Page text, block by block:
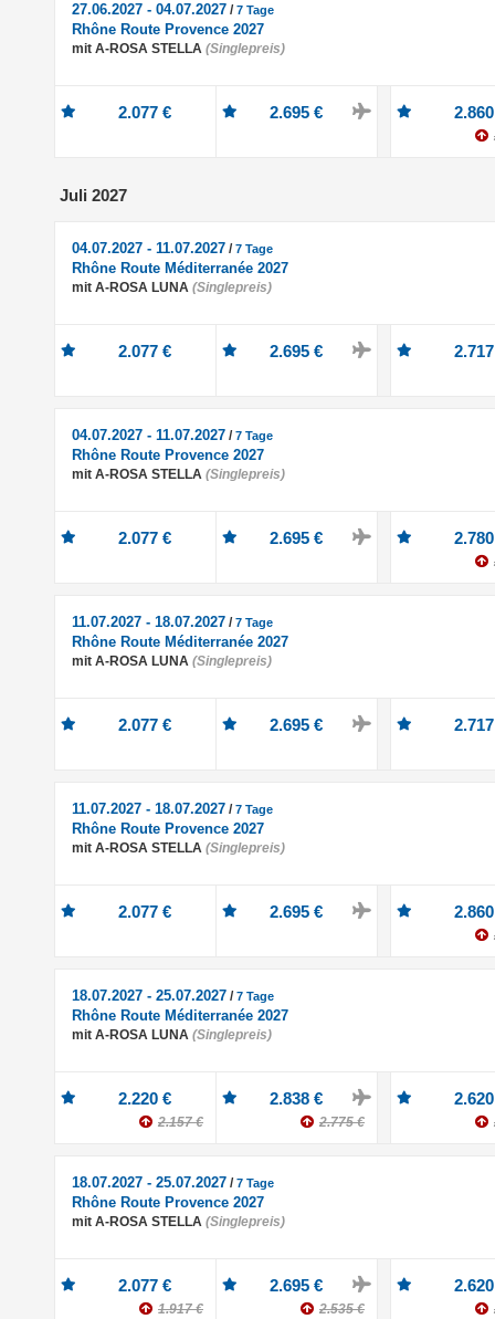
27.06.2027 - 04.07.2027 /7 Tage
Rhône Route Provence 2027
mit A-ROSA STELLA (Singlepreis)
2.077 € 2.695 €
Juli 2027
04.07.2027 - 11.07.2027 /7 Tage
Rhône Route Méditerranée 2027
mit A-ROSA LUNA (Singlepreis)
2.077 € 2.695 €
04.07.2027 - 11.07.2027 /7 Tage
Rhône Route Provence 2027
mit A-ROSA STELLA (Singlepreis)
2.077 € 2.695 €
11.07.2027 - 18.07.2027 /7 Tage
Rhône Route Méditerranée 2027
mit A-ROSA LUNA (Singlepreis)
2.077 € 2.695 €
11.07.2027 - 18.07.2027 /7 Tage
Rhône Route Provence 2027
mit A-ROSA STELLA (Singlepreis)
2.077 € 2.695 €
18.07.2027 - 25.07.2027 /7 Tage
Rhône Route Méditerranée 2027
mit A-ROSA LUNA (Singlepreis)
2.220 €
2.157 €
2.838 €
2.775 €
18.07.2027 - 25.07.2027 /7 Tage
Rhône Route Provence 2027
mit A-ROSA STELLA (Singlepreis)
2.077 €
1.917 €
2.695 €
2.535 €